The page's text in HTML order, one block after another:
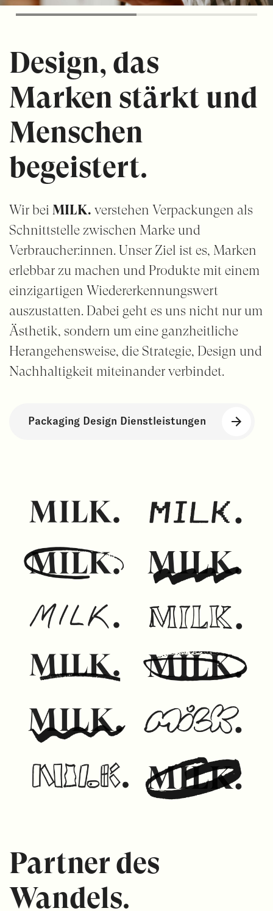
Design, das
Marken stärkt und
Menschen
begeistert.
Wir bei MILK. verstehen Verpackungen als
Schnittstelle zwischen Marke und
Verbraucher:innen. Unser Ziel ist es, Marken
erlebbar zu machen und Produkte mit einem
einzigartigen Wiedererkennungswert
auszustatten. Dabei geht es uns nicht nur um
Ästhetik, sondern um eine ganzheitliche
Herangehensweise, die Strategie, Design und
Nachhaltigkeit miteinander verbindet.
Packaging Design Dienstleistungen
Partner des
Wandels.